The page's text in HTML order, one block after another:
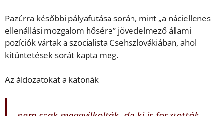
Pazúrra későbbi pályafutása során, mint „a náciellenes
ellenállási mozgalom hősére” jövedelmező állami
pozíciók vártak a szocialista Csehszlovákiában, ahol
kitüntetések sorát kapta meg.
Az áldozatokat a katonák